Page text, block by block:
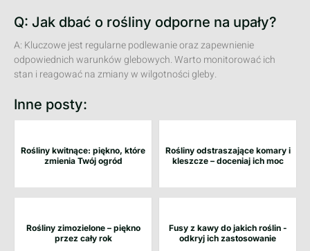
Q: Jak dbać o rośliny odporne na upały?
A: Kluczowe jest regularne podlewanie oraz zapewnienie
odpowiednich warunków glebowych. Warto monitorować ich
stan i reagować na zmiany w wilgotności gleby.
Inne posty:
Rośliny kwitnące: piękno, które
zmienia Twój ogród
Rośliny odstraszające komary i
kleszcze – doceniaj ich moc
Rośliny zimozielone – piękno
przez cały rok
Fusy z kawy do jakich roślin -
odkryj ich zastosowanie